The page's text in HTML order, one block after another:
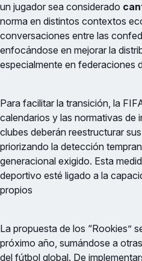
un jugador sea considerado
norma en distintos contextos
conversaciones entre las
enfocándose en mejorar la
especialmente en federaciones
Para facilitar la transición, la
calendarios y las normativas de
clubes deberán reestructurar
priorizando la detección
generacional exigido. Esta
deportivo esté ligado a la
propios
La propuesta de los “Rookies”
próximo año, sumándose a
del fútbol global. De